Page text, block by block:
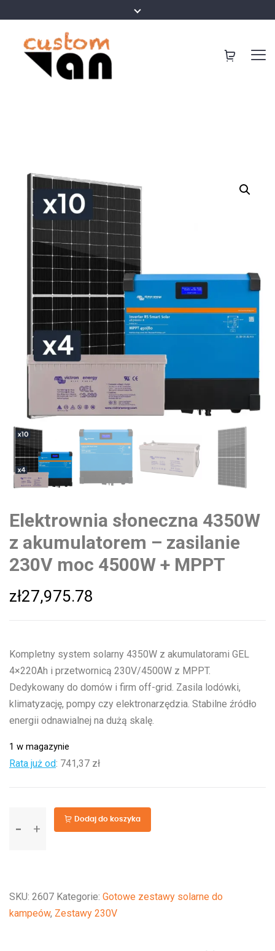
Elektrownia słoneczna 4350W
z akumulatorem – zasilanie
230V moc 4500W + MPPT
zł27,975.78
Kompletny system solarny 4350W z akumulatorami GEL
4×220Ah i przetwornicą 230V/4500W z MPPT.
Dedykowany do domów i firm off-grid. Zasila lodówki,
klimatyzację, pompy czy elektronarzędzia. Stabilne źródło
energii odnawialnej na dużą skalę.
1 w magazynie
Rata już od: 741,37 zł
Elektrownia
akumulatorem
-
Dodaj do koszyka
SKU: 2607 Kategorie: Gotowe zestawy solarne do
kampeów, Zestawy 230V